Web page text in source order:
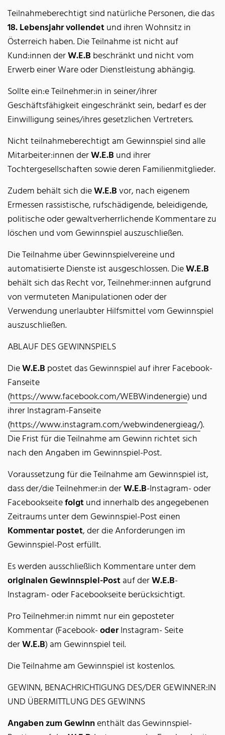
Teilnahmeberechtigt sind natürliche Personen, die das
18. Lebensjahr vollendetund ihren Wohnsitz in
Österreich haben. Die Teilnahme ist nicht auf
Kund:innen derW.E.B beschränkt und nicht vom
Erwerb einer Ware oder Dienstleistung abhängig.
Sollte ein:e Teilnehmer:in in seiner/ihrer
Geschäftsfähigkeit eingeschränkt sein, bedarf es der
Einwilligung seines/ihres gesetzlichen Vertreters.
Nicht teilnahmeberechtigt am Gewinnspiel sind alle
Mitarbeiter:innen derW.E.B und ihrer
Tochtergesellschaften sowie deren Familienmitglieder.
Zudem behält sich dieW.E.Bvor, nach eigenem
Ermessen rassistische, rufschädigende, beleidigende,
politische oder gewaltverherrlichende Kommentare zu
löschen und vom Gewinnspiel auszuschließen.
Die Teilnahme über Gewinnspielvereine und
automatisierte Dienste ist ausgeschlossen. DieW.E.B
behält sich das Recht vor, Teilnehmer:innen aufgrund
von vermuteten Manipulationen oder der
Verwendung unerlaubter Hilfsmittel vom Gewinnspiel
auszuschließen.
ABLAUF DES GEWINNSPIELS
DieW.E.B postet das Gewinnspiel auf ihrer Facebook-
Fanseite
(https://www.facebook.com/WEBWindenergie) und
ihrer Instagram-Fanseite
(https://www.instagram.com/webwindenergieag/).
Die Frist für die Teilnahme am Gewinn richtet sich
nach den Angaben im Gewinnspiel-Post.
Voraussetzung für die Teilnahme am Gewinnspiel ist,
dass der/die Teilnehmer:in derW.E.B-Instagram- oder
Facebookseitefolgtund innerhalb des angegebenen
Zeitraums unter dem Gewinnspiel-Post einen
Kommentar postet, der die Anforderungen im
Gewinnspiel-Post erfüllt.
Es werden ausschließlich Kommentare unter dem
originalen Gewinnspiel-Postauf derW.E.B-
Instagram- oder Facebookseite berücksichtigt.
Pro Teilnehmer:in nimmt nur ein geposteter
Kommentar (Facebook-oderInstagram- Seite
derW.E.B) am Gewinnspiel teil.
Die Teilnahme am Gewinnspiel ist kostenlos.
GEWINN, BENACHRICHTIGUNG DES/DER GEWINNER:IN
UND ÜBERMITTLUNG DES GEWINNS
Angaben zum Gewinnenthält das Gewinnspiel-